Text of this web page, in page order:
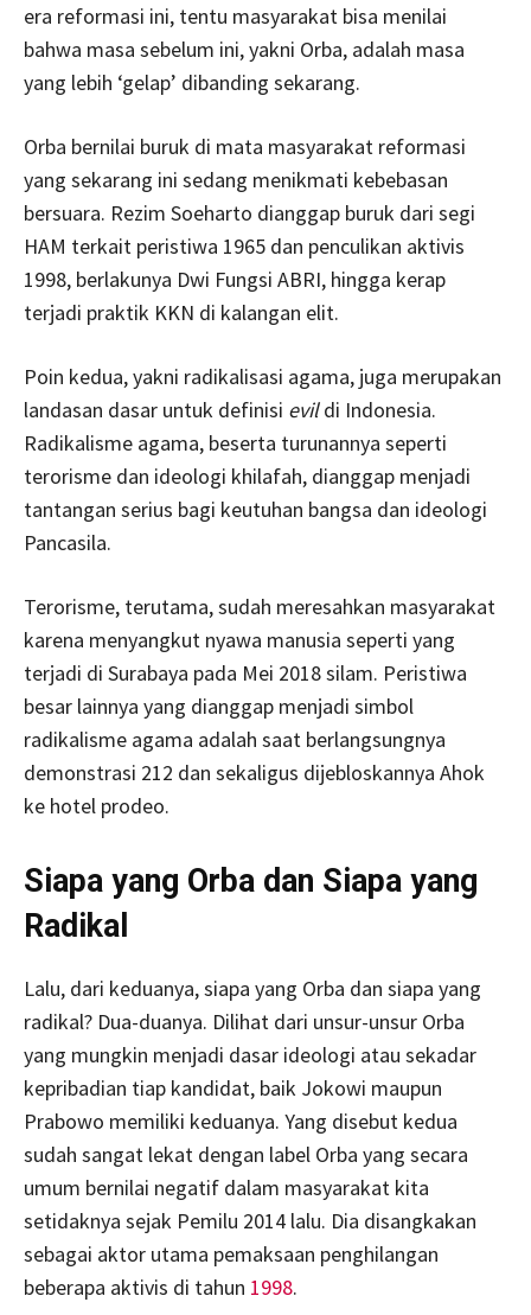
era reformasi ini, tentu masyarakat bisa menilai
bahwa masa sebelum ini, yakni Orba, adalah masa
yang lebih ‘gelap’ dibanding sekarang.
Orba bernilai buruk di mata masyarakat reformasi
yang sekarang ini sedang menikmati kebebasan
bersuara. Rezim Soeharto dianggap buruk dari segi
HAM terkait peristiwa 1965 dan penculikan aktivis
1998, berlakunya Dwi Fungsi ABRI, hingga kerap
terjadi praktik KKN di kalangan elit.
Poin kedua, yakni radikalisasi agama, juga merupakan
landasan dasar untuk definisi evildi Indonesia.
Radikalisme agama, beserta turunannya seperti
terorisme dan ideologi khilafah, dianggap menjadi
tantangan serius bagi keutuhan bangsa dan ideologi
Pancasila.
Terorisme, terutama, sudah meresahkan masyarakat
karena menyangkut nyawa manusia seperti yang
terjadi di Surabaya pada Mei 2018 silam. Peristiwa
besar lainnya yang dianggap menjadi simbol
radikalisme agama adalah saat berlangsungnya
demonstrasi 212 dan sekaligus dijebloskannya Ahok
ke hotel prodeo.
Siapa yang Orba dan Siapa yang
Radikal
Lalu, dari keduanya, siapa yang Orba dan siapa yang
radikal? Dua-duanya. Dilihat dari unsur-unsur Orba
yang mungkin menjadi dasar ideologi atau sekadar
kepribadian tiap kandidat, baik Jokowi maupun
Prabowo memiliki keduanya. Yang disebut kedua
sudah sangat lekat dengan label Orba yang secara
umum bernilai negatif dalam masyarakat kita
setidaknya sejak Pemilu 2014 lalu. Dia disangkakan
sebagai aktor utama pemaksaan penghilangan
beberapa aktivis di tahun 1998.